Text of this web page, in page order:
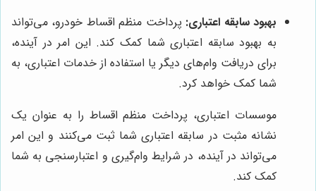
بهبود سابقه اعتباری: پرداخت منظم اقساط خودرو، می‌تواند
به بهبود سابقه اعتباری شما کمک کند. این امر در آینده،
برای دریافت وام‌های دیگر یا استفاده از خدمات اعتباری، به
شما کمک خواهد کرد.
موسسات اعتباری، پرداخت منظم اقساط را به عنوان یک
نشانه مثبت در سابقه اعتباری شما ثبت می‌کنند و این امر
می‌تواند در آینده، در شرایط وام‌گیری و اعتبارسنجی به شما
کمک کند.